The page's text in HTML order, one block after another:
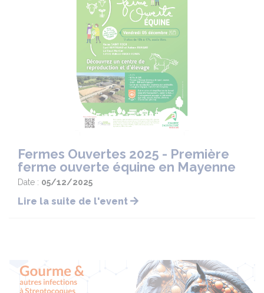
Fermes Ouvertes 2025 - Première
ferme ouverte équine en Mayenne
Date : 05/12/2025
Lire la suite de l'event